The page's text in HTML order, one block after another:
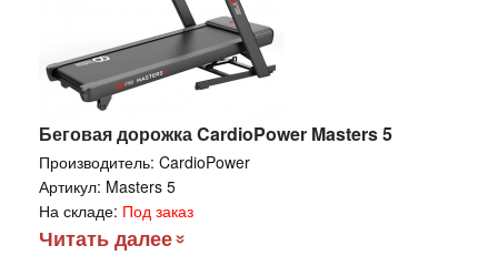
Беговая дорожка CardioPower Masters 5
Производитель: CardioPower
Артикул: Masters 5
На складе: Под заказ
Читать далее